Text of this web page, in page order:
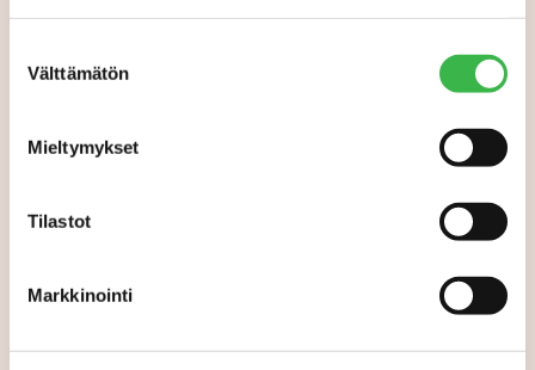
valinta
Välttämätön
Mieltymykset
Tilastot
Markkinointi
Aiheeseen liittyvää